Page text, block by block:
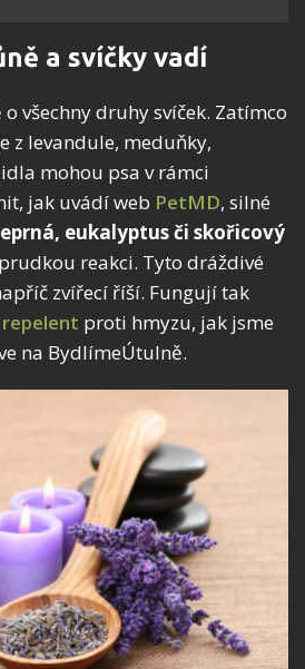
a svíčky vadí
všechny druhy svíček. Zatímco
z levandule, meduňky,
mohou psa v rámci
jak uvádí web PetMD, silné
eukalyptus či skořicový
reakci. Tyto dráždivé
zvířecí říší. Fungují tak
proti hmyzu, jak jsme
na BydlímeÚtulně.